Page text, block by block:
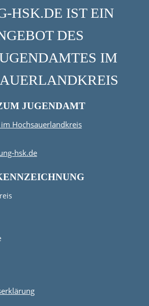
HSK.DE IST EIN
DES
IM
JUGENDAMT
Hochsauerlandkreis
hsk.de